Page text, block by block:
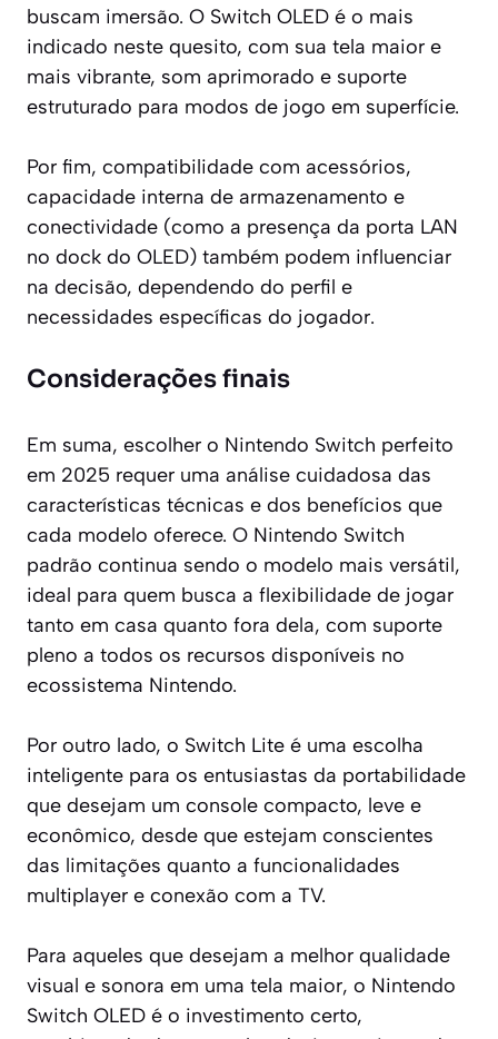
buscam imersão. O Switch OLED é o mais
indicado neste quesito, com sua tela maior e
mais vibrante, som aprimorado e suporte
estruturado para modos de jogo em superfície.
Por fim, compatibilidade com acessórios,
capacidade interna de armazenamento e
conectividade (como a presença da porta LAN
no dock do OLED) também podem influenciar
na decisão, dependendo do perfil e
necessidades específicas do jogador.
Considerações finais
Em suma, escolher o Nintendo Switch perfeito
em 2025 requer uma análise cuidadosa das
características técnicas e dos benefícios que
cada modelo oferece. O Nintendo Switch
padrão continua sendo o modelo mais versátil,
ideal para quem busca a flexibilidade de jogar
tanto em casa quanto fora dela, com suporte
pleno a todos os recursos disponíveis no
ecossistema Nintendo.
Por outro lado, o Switch Lite é uma escolha
inteligente para os entusiastas da portabilidade
que desejam um console compacto, leve e
econômico, desde que estejam conscientes
das limitações quanto a funcionalidades
multiplayer e conexão com a TV.
Para aqueles que desejam a melhor qualidade
visual e sonora em uma tela maior, o Nintendo
Switch OLED é o investimento certo,